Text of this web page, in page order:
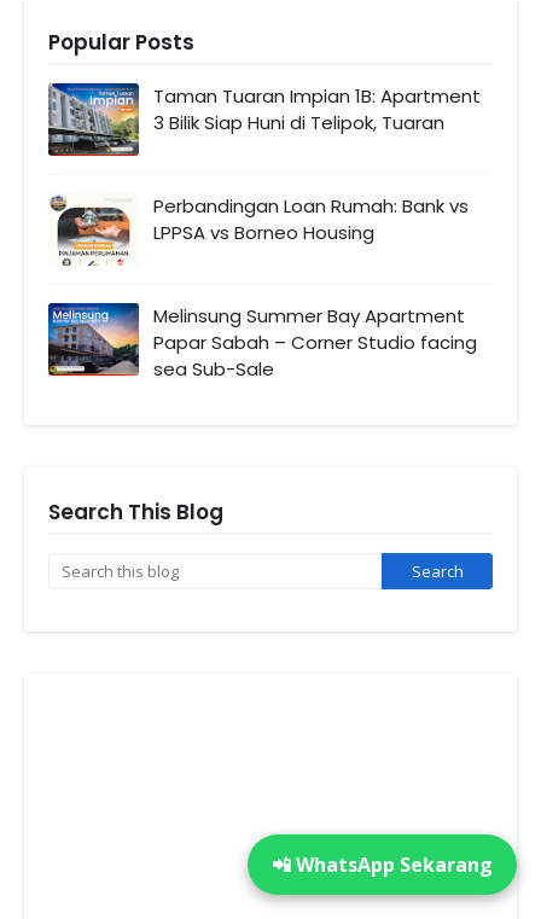
Popular Posts
Taman Tuaran Impian 1B: Apartment
3 Bilik Siap Huni di Telipok, Tuaran
Perbandingan Loan Rumah: Bank vs
LPPSA vs Borneo Housing
Melinsung Summer Bay Apartment
Papar Sabah – Corner Studio facing
sea Sub-Sale
Search This Blog
📲 WhatsApp Sekarang